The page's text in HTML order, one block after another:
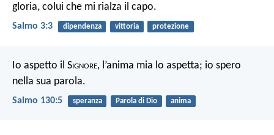
gloria, colui che mi rialza il capo.
Salmo 3:3 dipendenza vittoria protezione
Io aspetto il Signore, l’anima mia lo aspetta; io spero
nella sua parola.
Salmo 130:5 speranza Parola di Dio anima